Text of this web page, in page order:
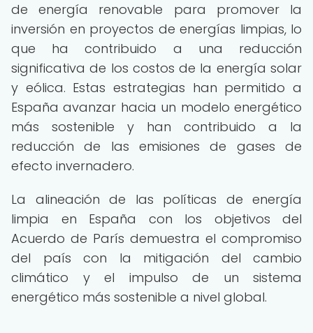
de energía renovable para promover la
inversión en proyectos de energías limpias, lo
que ha contribuido a una reducción
significativa de los costos de la energía solar
y eólica. Estas estrategias han permitido a
España avanzar hacia un modelo energético
más sostenible y han contribuido a la
reducción de las emisiones de gases de
efecto invernadero.
La alineación de las políticas de energía
limpia en España con los objetivos del
Acuerdo de París demuestra el compromiso
del país con la mitigación del cambio
climático y el impulso de un sistema
energético más sostenible a nivel global.